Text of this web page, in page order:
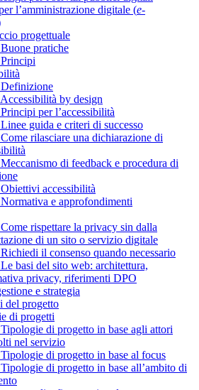
l’amministrazione digitale (e-
progettuale
pratiche
by design
per l’accessibilità
guida e criteri di successo
rilasciare una dichiarazione di
di feedback e procedura di
accessibilità
e approfondimenti
rispettare la privacy sin dalla
di un sito o servizio digitale
il consenso quando necessario
basi del sito web: architettura,
privacy, riferimenti DPO
e strategia
del progetto
di progetti
di progetto in base agli attori
nel servizio
di progetto in base al focus
di progetto in base all’ambito di